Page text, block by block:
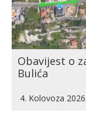
Obavijest o
Bulića
4. Kolovoza 2026.